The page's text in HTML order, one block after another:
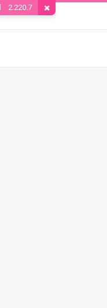
2.220.7 Rimuovere il cookie